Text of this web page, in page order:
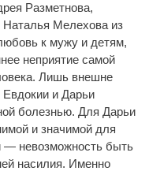
Разметнова,
Наталья Мелехова из
к мужу и детям,
неприятие самой
Лишь внешне
Евдокии и Дарьи
болезнью. Для Дарьи
и значимой для
— невозможность быть
насилия. Именно